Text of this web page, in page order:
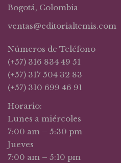
Bogotá, Colombia
ventas@editorialtemis.com
Números de Teléfono
(+57) 316 834 49 51
(+57) 317 504 32 83
(+57) 310 699 46 91
Horario:
Lunes a miércoles
7:00 am – 5:30 pm
Jueves
7:00 am – 5:10 pm